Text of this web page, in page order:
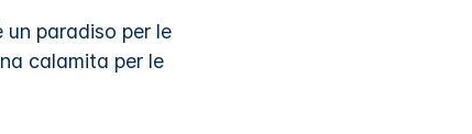
paradiso per le
calamita per le